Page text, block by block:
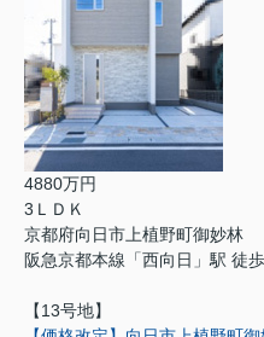
4880万円
3ＬＤＫ
京都府向日市上植野町御妙林
阪急京都本線「西向日」駅 徒
【13号地】